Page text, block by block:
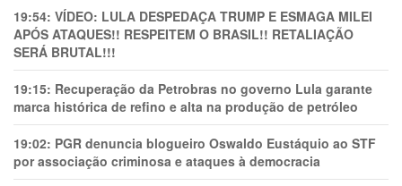
19:54: VÍDEO: LULA DESPEDAÇA TRUMP E ESMAGA MILEI
APÓS ATAQUES!! RESPEITEM O BRASIL!! RETALIAÇÃO
SERÁ BRUTAL!!!
19:15: Recuperação da Petrobras no governo Lula garante
marca histórica de refino e alta na produção de petróleo
19:02: PGR denuncia blogueiro Oswaldo Eustáquio ao STF
por associação criminosa e ataques à democracia